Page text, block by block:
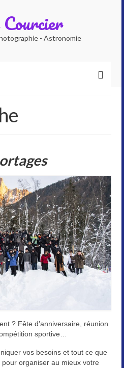
- Astronomie
? Fête d’anniversaire, réunion
sportive…
vos besoins et tout ce que
organiser au mieux votre